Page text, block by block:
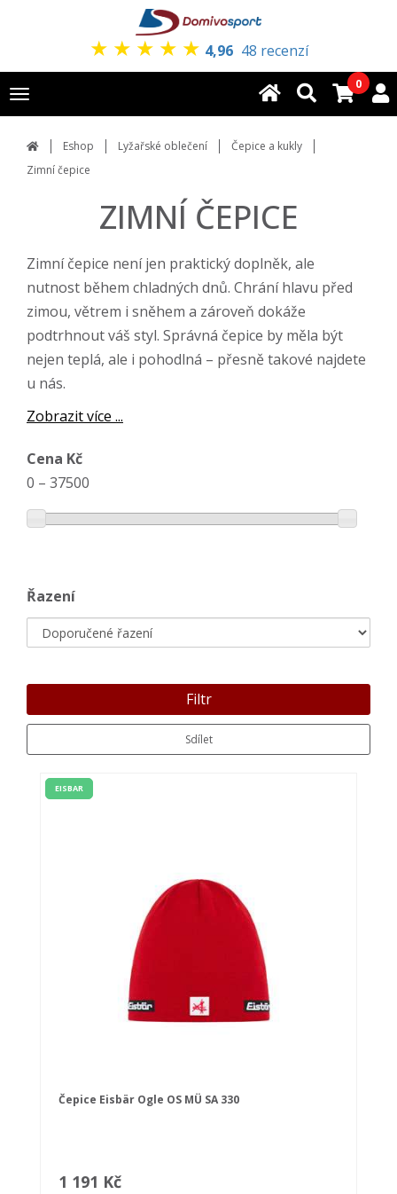
★ ★ ★ ★ ★ 4,96 48 recenzí
Toggle
navigation
0
Eshop Lyžařské oblečení
Čepice a kukly
Zimní čepice
ZIMNÍ ČEPICE
Zimní čepice není jen praktický doplněk, ale
nutnost během chladných dnů. Chrání hlavu před
zimou, větrem i sněhem a zároveň dokáže
podtrhnout váš styl. Správná čepice by měla být
nejen teplá, ale i pohodlná – přesně takové najdete
u nás.
Zobrazit více ...
Cena Kč
0 – 37500
Řazení
Filtr
Sdílet
EISBAR
Čepice Eisbär Ogle OS MÜ SA 330
1 191 Kč